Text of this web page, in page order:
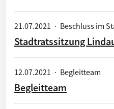
21.07.2021 · Beschluss im
Stadtratssitzung
12.07.2021 · Begleitteam
Begleitteam